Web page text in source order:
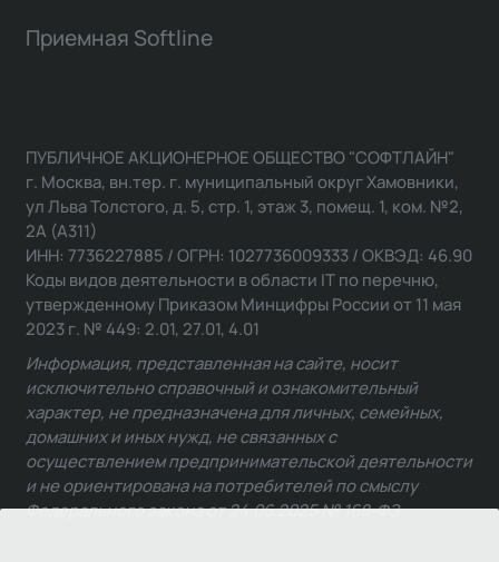
Приемная Softline
ПУБЛИЧНОЕ АКЦИОНЕРНОЕ ОБЩЕСТВО "СОФТЛАЙН"
г. Москва, вн.тер. г. муниципальный округ Хамовники,
ул Льва Толстого, д. 5, стр. 1, этаж 3, помещ. 1, ком. №2,
2А (А311)
ИНН: 7736227885 / ОГРН: 1027736009333 / ОКВЭД: 46.90
Коды видов деятельности в области IT по перечню,
утвержденному Приказом Минцифры России от 11 мая
2023 г. № 449: 2.01, 27.01, 4.01
Информация, представленная на сайте, носит
исключительно справочный и ознакомительный
характер, не предназначена для личных, семейных,
домашних и иных нужд, не связанных с
осуществлением предпринимательской деятельности
и не ориентирована на потребителей по смыслу
Федерального закона от 24.06.2025 № 168-ФЗ.